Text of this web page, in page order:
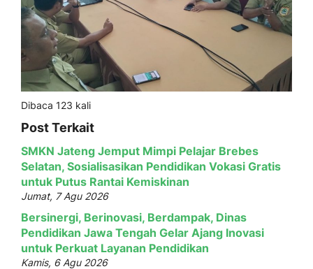
Dibaca 123 kali
Post Terkait
SMKN Jateng Jemput Mimpi Pelajar Brebes
Selatan, Sosialisasikan Pendidikan Vokasi Gratis
untuk Putus Rantai Kemiskinan
Jumat, 7 Agu 2026
Bersinergi, Berinovasi, Berdampak, Dinas
Pendidikan Jawa Tengah Gelar Ajang Inovasi
untuk Perkuat Layanan Pendidikan
Kamis, 6 Agu 2026